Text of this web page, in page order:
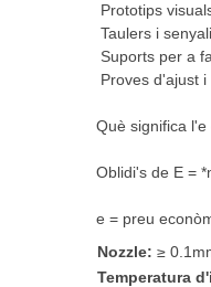
Prototips
Taulers i
Suports per a
Proves d'ajust i
Què significa l'e
Oblidi's de E =
e = preu
Nozzle: ≥
Temperatura